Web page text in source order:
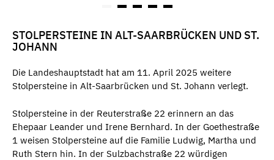
STOLPERSTEINE IN ALT-SAARBRÜCKEN UND ST.
JOHANN
Die Landeshauptstadt hat am 11. April 2025 weitere
Stolpersteine in Alt-Saarbrücken und St. Johann verlegt.
Stolpersteine in der Reuterstraße 22 erinnern an das
Ehepaar Leander und Irene Bernhard. In der Goethestraße
1 weisen Stolpersteine auf die Familie Ludwig, Martha und
Ruth Stern hin. In der Sulzbachstraße 22 würdigen